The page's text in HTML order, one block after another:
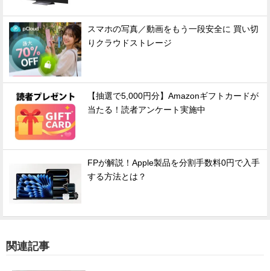
スマホの写真／動画をもう一段安全に 買い切
りクラウドストレージ
【抽選で5,000円分】Amazonギフトカードが
当たる！読者アンケート実施中
FPが解説！Apple製品を分割手数料0円で入手
する方法とは？
関連記事